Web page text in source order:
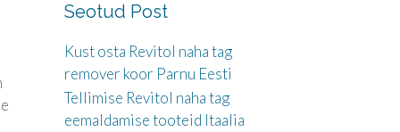
Seotud Post
Kust osta Revitol naha tag
remover koor Parnu Eesti
Tellimise Revitol naha tag
eemaldamise tooteid Itaalia